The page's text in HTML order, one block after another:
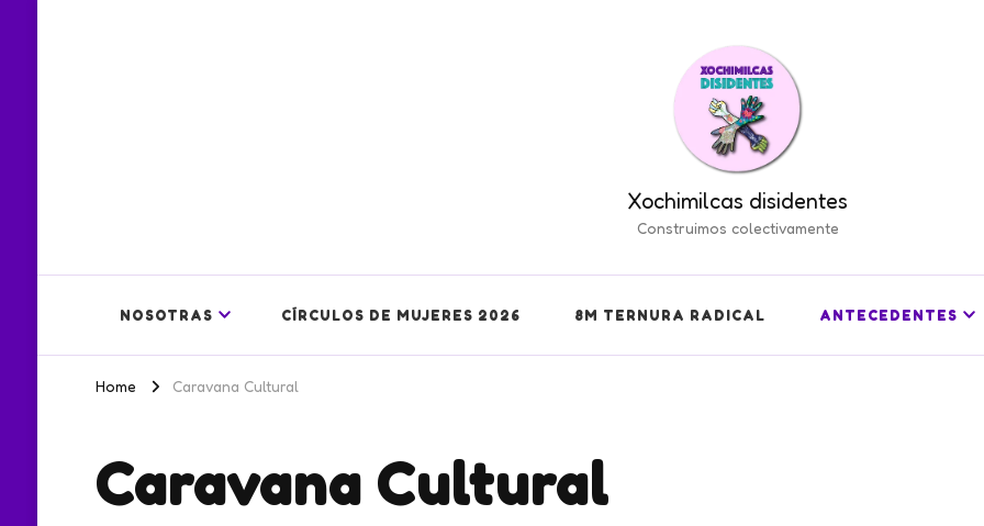
Xochimilcas disidentes
Construimos colectivamente
NOSOTRAS CÍRCULOS DE MUJERES 2026 8M TERNURA RADICAL ANTECEDENTES
Home Caravana Cultural
Caravana Cultural